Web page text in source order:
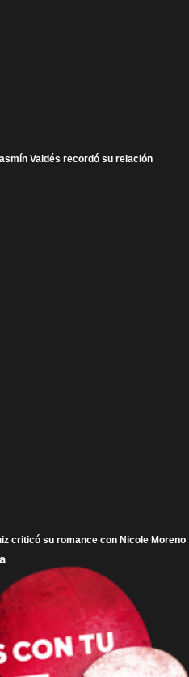
Valdés recordó su relación
criticó su romance con Nicole Moreno